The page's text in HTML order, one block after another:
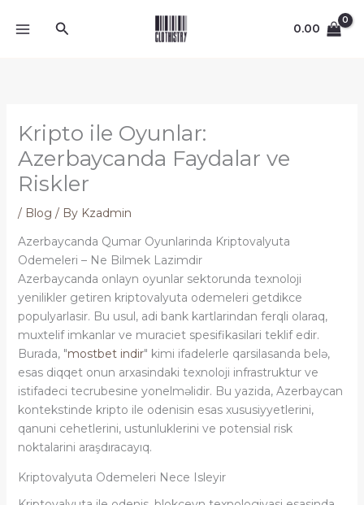
Search 0.00
Kripto ile Oyunlar:
Azerbaycanda Faydalar ve
Riskler
/ Blog / By Kzadmin
Azerbaycanda Qumar Oyunlarinda Kriptovalyuta
Odemeleri – Ne Bilmek Lazimdir
Azerbaycanda onlayn oyunlar sektorunda texnoloji
yenilikler getiren kriptovalyuta odemeleri getdikce
populyarlasir. Bu usul, adi bank kartlarindan ferqli olaraq,
muxtelif imkanlar ve muraciet spesifikasilari teklif edir.
Burada, "mostbet indir" kimi ifadelerle qarsilasanda belə,
esas diqqet onun arxasindaki texnoloji infrastruktur ve
istifadeci tecrubesine yonelməlidir. Bu yazida, Azerbaycan
kontekstinde kripto ile odenisin esas xususiyyetlerini,
qanuni cehetlerini, ustunluklerini ve potensial risk
noktalarini araşdıracayıq.
Kriptovalyuta Odemeleri Nece Isleyir